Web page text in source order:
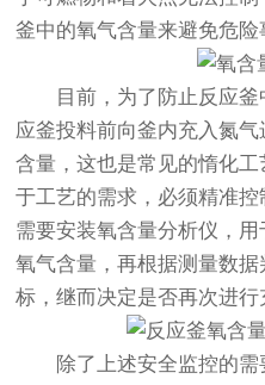
釜中的氧气含量来避免危险
目前，为了防止反应
应釜投料前向釜内充入氮
含量，这也是常见的惰化
于工艺的需求，必须精准控
需要安装氧含量分析仪，
氧气含量，再根据测量数
标，继而决定是否再次进行
除了上述安全监控的